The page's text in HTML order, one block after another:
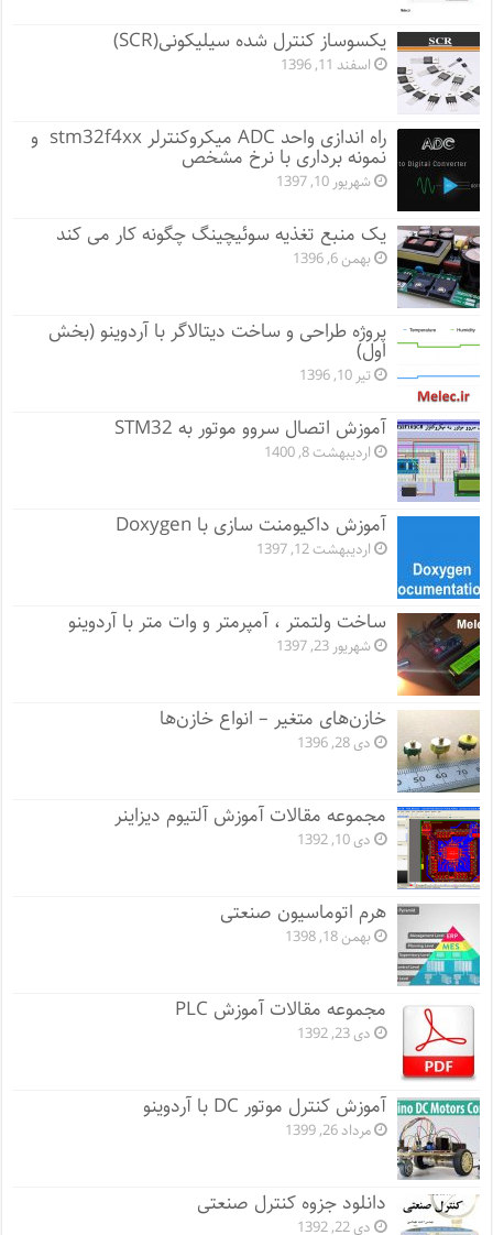
یکسوساز کنترل شده سیلیکونی(SCR)
اسفند 11, 1396
راه اندازی واحد ADC میکروکنترلر stm32f4xx و
نمونه برداری با نرخ مشخص
شهریور 10, 1397
یک منبع تغذیه سوئیچینگ چگونه کار می کند
بهمن 6, 1396
پروژه طراحی و ساخت دیتالاگر با آردوینو (بخش
اول)
تیر 10, 1396
آموزش اتصال سروو موتور به STM32
اردیبهشت 8, 1400
آموزش داکیومنت سازی با Doxygen
اردیبهشت 12, 1397
ساخت ولتمتر ، آمپرمتر و وات متر با آردوینو
شهریور 23, 1397
خازن‌های متغیر – انواع خازن‌ها
دی 28, 1396
مجموعه مقالات آموزش آلتیوم دیزاینر
دی 10, 1392
هرم اتوماسیون صنعتی
بهمن 18, 1398
مجموعه مقالات آموزش PLC
دی 23, 1392
آموزش کنترل موتور DC با آردوینو
مرداد 26, 1399
دانلود جزوه کنترل صنعتی
دی 22, 1392